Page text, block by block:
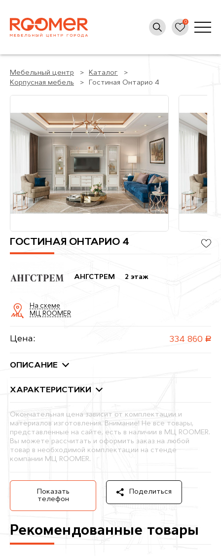
Мебельный центр
Каталог
Корпусная мебель
Гостиная Онтарио 4
ГОСТИНАЯ ОНТАРИО 4
АНГСТРЕМ 2 этаж
На схеме
МЦ ROOMER
Цена: 334 860 руб.
ОПИСАНИЕ
ХАРАКТЕРИСТИКИ
Окончательная цена зависит от комплектации и
материалов изготовления. Внимание! Не все товары,
представленные на сайте, есть в наличии в МЦ ROOMER.
Вы можете рассчитать и оформить заказ на любой
товар в необходимой комплектации на стенде
компании МЦ ROOMER.
Показать
телефон
Поделиться
Рекомендованные товары